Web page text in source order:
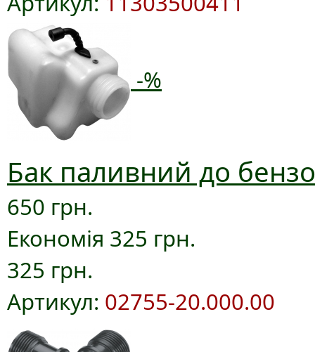
-%
Бак паливний до
650 грн.
Економія 325 грн.
325 грн.
Артикул: 02755-20.000.00